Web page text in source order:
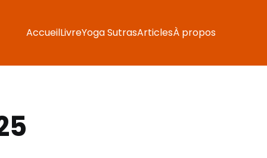
AccueilLivreYoga SutrasArticlesÀ propos